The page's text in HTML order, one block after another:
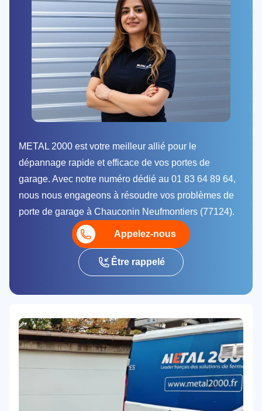
METAL 2000 est votre meilleur allié pour le
dépannage rapide et efficace de vos portes de
garage. Avec notre numéro dédié au 01 83 64 89 64,
nous nous engageons à résoudre vos problèmes de
porte de garage à Chauconin Neufmontiers (77124).
Appelez-nous
Être rappelé